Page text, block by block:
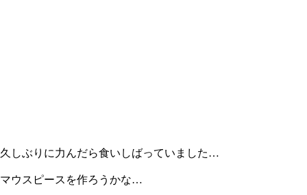
久しぶりに力んだら食いしばっていました…
マウスピースを作ろうかな…